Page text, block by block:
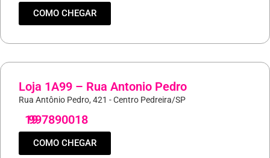
COMO CHEGAR
Loja 1A99 – Rua Antonio Pedro
Rua Antônio Pedro, 421 - Centro Pedreira/SP
19
997890018
COMO CHEGAR